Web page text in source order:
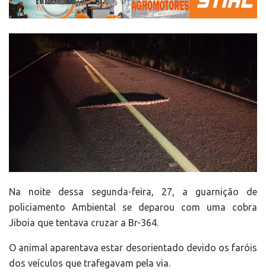
Na noite dessa segunda-feira, 27, a guarnição de
policiamento Ambiental se deparou com uma cobra
Jiboia que tentava cruzar a Br-364.
O animal aparentava estar desorientado devido os faróis
dos veículos que trafegavam pela via.